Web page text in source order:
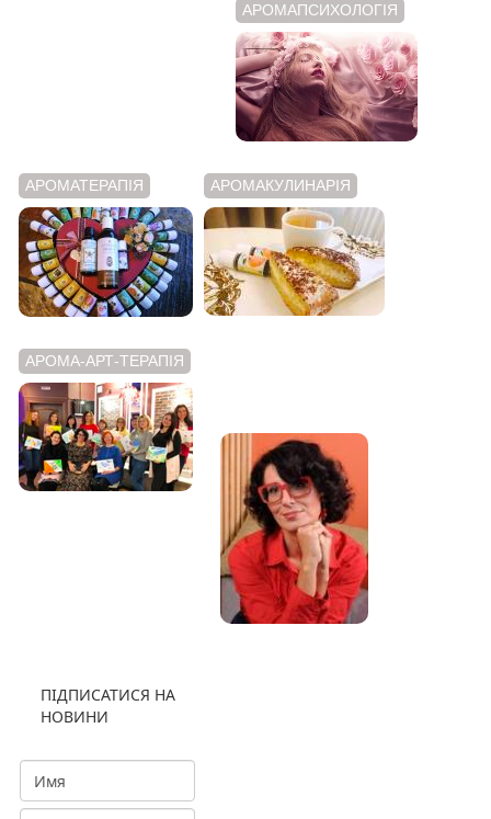
АРОМАПСИХОЛОГІЯ
АРОМАТЕРАПІЯ АРОМАКУЛИНАРІЯ
АРОМА-АРТ-ТЕРАПІЯ
ПІДПИСАТИСЯ НА
НОВИНИ